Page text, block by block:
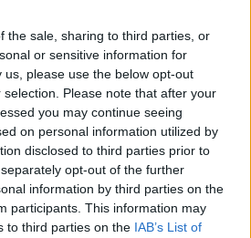
the sale, sharing to third parties, or
or sensitive information for
please use the below opt-out
Please note that after your
you may continue seeing
on personal information utilized by
disclosed to third parties prior to
opt-out of the further
information by third parties on the
participants. This information may
to third parties on the IAB’s List of
す。.
タップすると、詳細と高解像度が
示されます。